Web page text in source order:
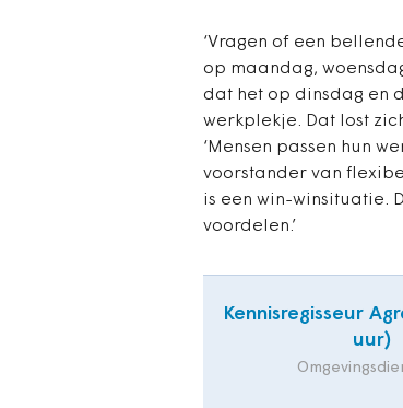
‘Vragen of een
op maandag,
dat het op dinsdag en
werkplekje. Dat lost
‘Mensen passen hun
voorstander van
is een win-winsituatie.
voordelen.’
Kennisregisseur
uur)